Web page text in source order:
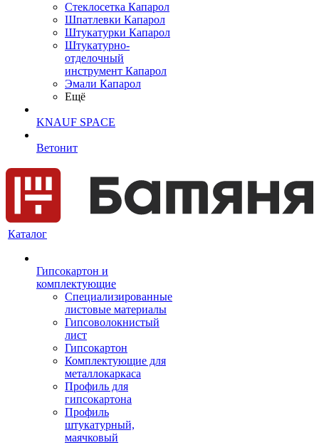
Cтеклосетка Капарол
Шпатлевки Капарол
Штукатурки Капарол
Штукатурно-
отделочный
инструмент Капарол
Эмали Капарол
Ещё
KNAUF SPACE
Ветонит
Каталог
Гипсокартон и
комплектующие
Специализированные
листовые материалы
Гипсоволокнистый
лист
Гипсокартон
Комплектующие для
металлокаркаса
Профиль для
гипсокартона
Профиль
штукатурный,
маячковый